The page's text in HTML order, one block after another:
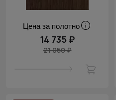
Цена за полотно
14 735 ₽
21 050 ₽